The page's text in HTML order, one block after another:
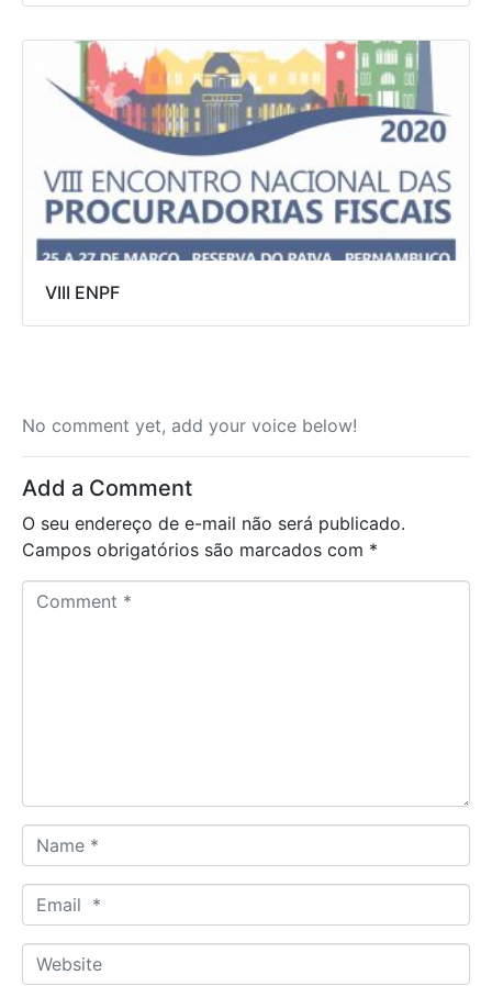
VIII ENPF
No comment yet, add your voice below!
Add a Comment
O seu endereço de e-mail não será publicado.
Campos obrigatórios são marcados com *
a
m
*
m
aW